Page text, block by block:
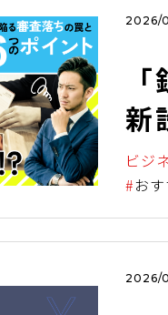
2026/
新
ち
の
ビジ
お
2026/